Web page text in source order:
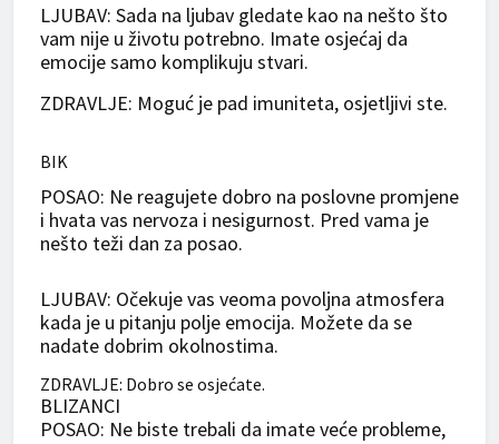
LJUBAV: Sada na ljubav gledate kao na nešto što
vam nije u životu potrebno. Imate osjećaj da
emocije samo komplikuju stvari.
ZDRAVLJE: Moguć je pad imuniteta, osjetljivi ste.
BIK
POSAO: Ne reagujete dobro na poslovne promjene
i hvata vas nervoza i nesigurnost. Pred vama je
nešto teži dan za posao.
LJUBAV: Očekuje vas veoma povoljna atmosfera
kada je u pitanju polje emocija. Možete da se
nadate dobrim okolnostima.
ZDRAVLJE: Dobro se osjećate.
BLIZANCI
POSAO: Ne biste trebali da imate veće probleme,